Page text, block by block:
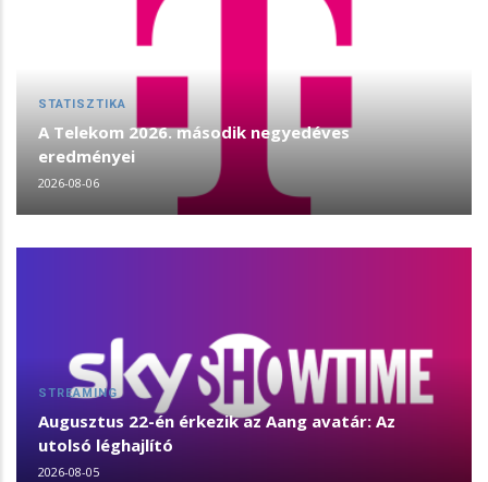
STATISZTIKA
A Telekom 2026. második negyedéves
eredményei
2026-08-06
STREAMING
Augusztus 22-én érkezik az Aang avatár: Az
utolsó léghajlító
2026-08-05